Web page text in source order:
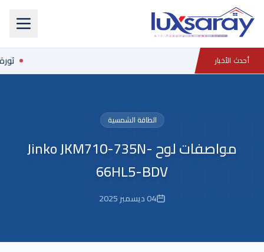
أحدث الأخبار
الطاقة الشمسية
مواصفات لوح Jinko JKM710-735N-
66HL5-BDV
04 ديسمبر 2025